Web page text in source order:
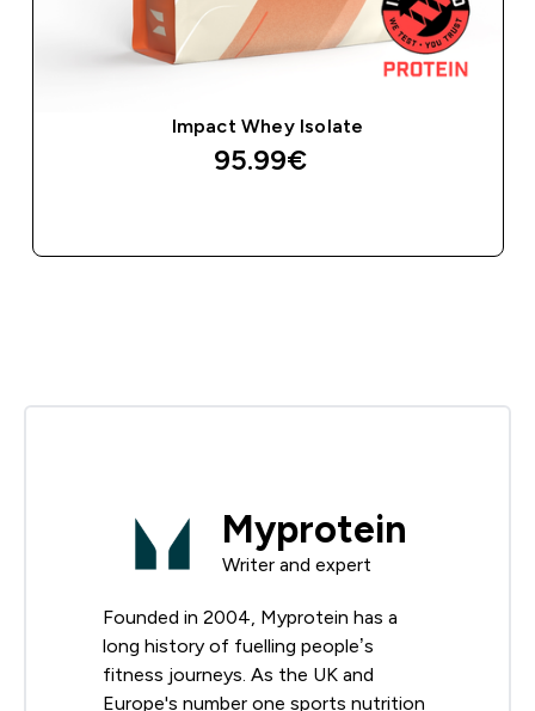
Impact Whey Isolate
95.99€‎
Myprotein
Writer and expert
Founded in 2004, Myprotein has a
long history of fuelling people’s
fitness journeys. As the UK and
Europe's number one sports nutrition